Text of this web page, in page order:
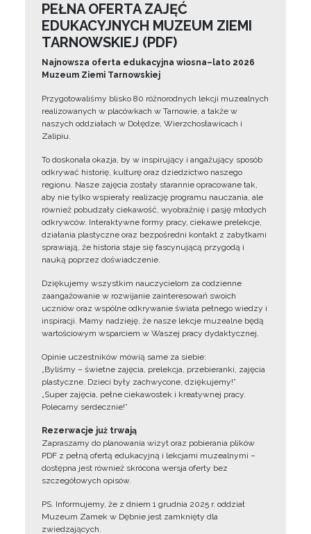
PEŁNA OFERTA ZAJĘĆ
EDUKACYJNYCH MUZEUM ZIEMI
TARNOWSKIEJ (PDF)
Najnowsza oferta edukacyjna wiosna–lato 2026
Muzeum Ziemi Tarnowskiej
Przygotowaliśmy blisko 80 różnorodnych lekcji muzealnych
realizowanych w placówkach w Tarnowie, a także w
naszych oddziałach w Dołędze, Wierzchosławicach i
Zalipiu.
To doskonała okazja, by w inspirujący i angażujący sposób
odkrywać historię, kulturę oraz dziedzictwo naszego
regionu. Nasze zajęcia zostały starannie opracowane tak,
aby nie tylko wspierały realizację programu nauczania, ale
również pobudzały ciekawość, wyobraźnię i pasję młodych
odkrywców. Interaktywne formy pracy, ciekawe prelekcje,
działania plastyczne oraz bezpośredni kontakt z zabytkami
sprawiają, że historia staje się fascynującą przygodą i
nauką poprzez doświadczenie.
Dziękujemy wszystkim nauczycielom za codzienne
zaangażowanie w rozwijanie zainteresowań swoich
uczniów oraz wspólne odkrywanie świata pełnego wiedzy i
inspiracji. Mamy nadzieję, że nasze lekcje muzealne będą
wartościowym wsparciem w Waszej pracy dydaktycznej.
Opinie uczestników mówią same za siebie:
„Byliśmy – świetne zajęcia, prelekcja, przebieranki, zajęcia
plastyczne. Dzieci były zachwycone, dziękujemy!”
„Super zajęcia, pełne ciekawostek i kreatywnej pracy.
Polecamy serdecznie!”
Rezerwacje już trwają
Zapraszamy do planowania wizyt oraz pobierania plików
PDF z pełną ofertą edukacyjną i lekcjami muzealnymi –
dostępna jest również skrócona wersja oferty bez
szczegółowych opisów.
PS. Informujemy, że z dniem 1 grudnia 2025 r. oddział
Muzeum Zamek w Dębnie jest zamknięty dla
zwiedzających.